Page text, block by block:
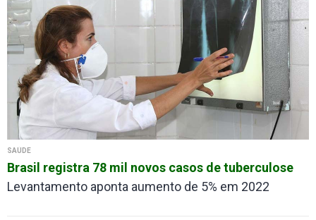
SAÚDE
Brasil registra 78 mil novos casos de tuberculose
Levantamento aponta aumento de 5% em 2022